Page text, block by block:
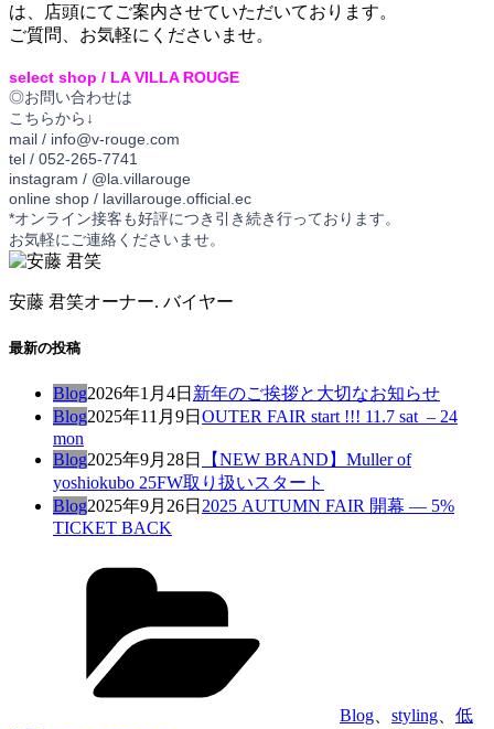
は、店頭にてご案内させていただいております。
ご質問、お気軽にくださいませ。
select shop / LA VILLA ROUGE
◎お問い合わせは
こちらから↓
mail / info@v-rouge.com
tel / 052-265-7741
instagram / @la.villarouge
online shop / lavillarouge.official.ec
*オンライン接客も好評につき引き続き行っております。
お気軽にご連絡くださいませ。
安藤 君笑オーナー. バイヤー
最新の投稿
Blog2026年1月4日 新年のご挨拶と大切なお知らせ
Blog2025年11月9日 OUTER FAIR start !!! 11.7 sat – 24
mon
Blog2025年9月28日
【NEW BRAND】Muller of
yoshiokubo 25FW取り扱いスタート
Blog2025年9月26日 2025 AUTUMN FAIR 開幕 — 5%
TICKET BACK
Blog styling
低